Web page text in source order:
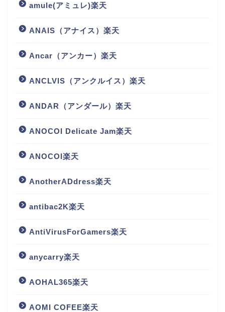
amule(アミュレ)楽天
ANAIS（アナイス）楽天
Ancar（アンカー）楽天
ANCLVIS（アンクルイス）楽天
ANDAR（アンダール）楽天
ANOCOI Delicate Jam楽天
ANOCOI楽天
AnotherADdress楽天
antibac2K楽天
AntiVirusForGamers楽天
anycarry楽天
AOHAL365楽天
AOMI COFEE楽天